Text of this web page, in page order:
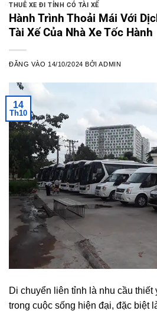
THUÊ XE ĐI TỈNH CÓ TÀI XẾ
Hành Trình Thoải Mái Với
Tài Xế Của Nhà Xe Tốc Hành
ĐĂNG VÀO 14/10/2024 BỞIADMIN
14
Th10
Di chuyển liên tỉnh là nhu cầu
trong cuộc sống hiện đại, đặc biệt